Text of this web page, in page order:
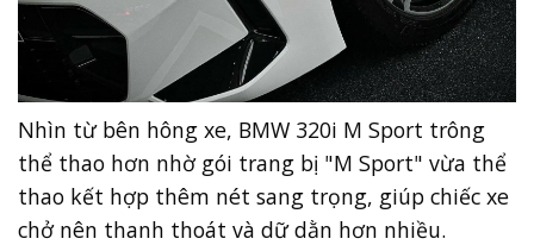
Nhìn từ bên hông xe, BMW 320i M Sport trông
thể thao hơn nhờ gói trang bị "M Sport" vừa thể
thao kết hợp thêm nét sang trọng, giúp chiếc xe
chở nên thanh thoát và dữ dằn hơn nhiều.